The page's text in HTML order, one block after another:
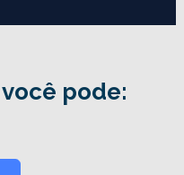
pode: